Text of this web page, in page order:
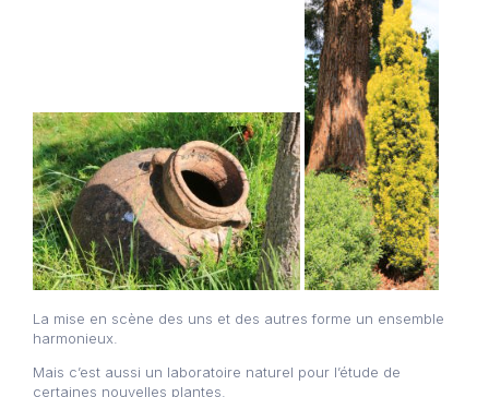
La mise en scène des uns et des autres forme un ensemble
harmonieux.
Mais c’est aussi un laboratoire naturel pour l’étude de
certaines nouvelles plantes.